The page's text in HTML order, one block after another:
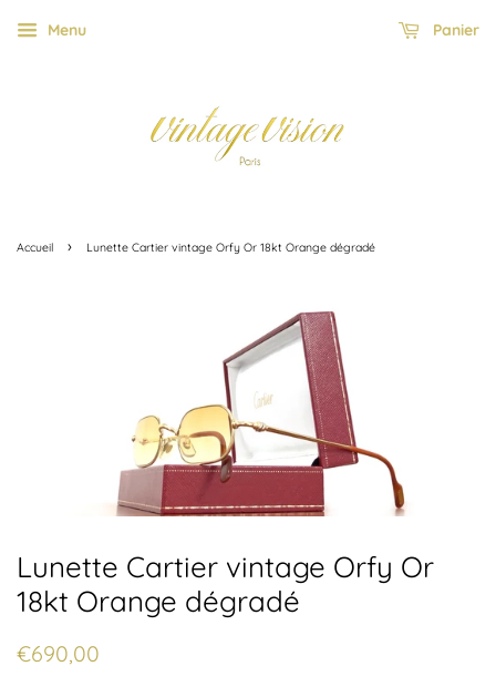
Menu Panier
Accueil › Lunette Cartier vintage Orfy Or 18kt Orange dégradé
Lunette Cartier vintage Orfy Or
18kt Orange dégradé
Prix
€690,00